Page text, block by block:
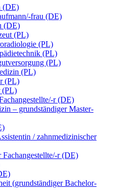
(DE)
frau (DE)
(DE)
(PL)
(PL)
(PL)
(PL)
(PL)
(PL)
(PL)
r (DE)
– grundständiger Master-
/ zahnmedizinischer
Fachangestellte/-r (DE)
(grundständiger Bachelor-